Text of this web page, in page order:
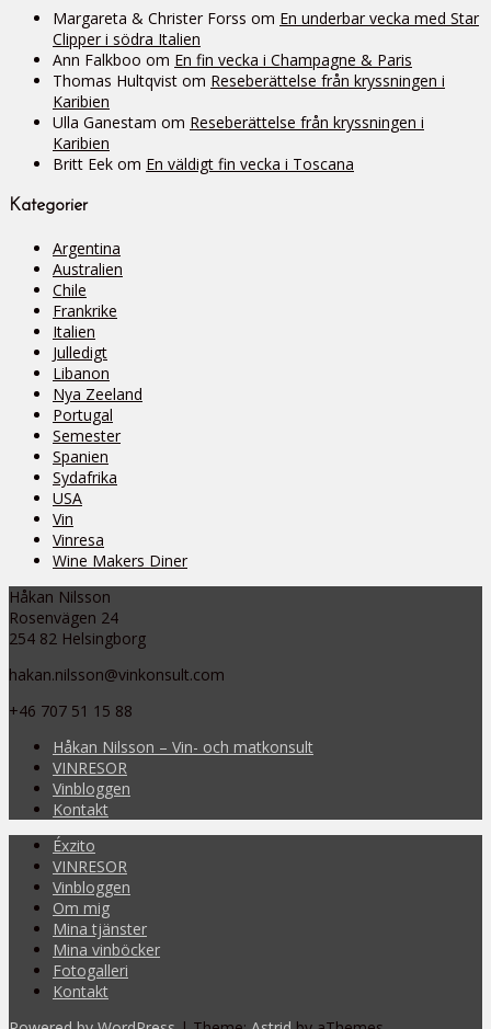
Margareta & Christer Forss om En underbar vecka med Star
Clipper i södra Italien
Ann Falkboo om En fin vecka i Champagne & Paris
Thomas Hultqvist om Reseberättelse från kryssningen i
Karibien
Ulla Ganestam om Reseberättelse från kryssningen i
Karibien
Britt Eek om En väldigt fin vecka i Toscana
Kategorier
Argentina
Australien
Chile
Frankrike
Italien
Julledigt
Libanon
Nya Zeeland
Portugal
Semester
Spanien
Sydafrika
USA
Vin
Vinresa
Wine Makers Diner
Håkan Nilsson
Rosenvägen 24
254 82 Helsingborg
hakan.nilsson@vinkonsult.com
+46 707 51 15 88
Håkan Nilsson – Vin- och matkonsult
VINRESOR
Vinbloggen
Kontakt
Éxzito
VINRESOR
Vinbloggen
Om mig
Mina tjänster
Mina vinböcker
Fotogalleri
Kontakt